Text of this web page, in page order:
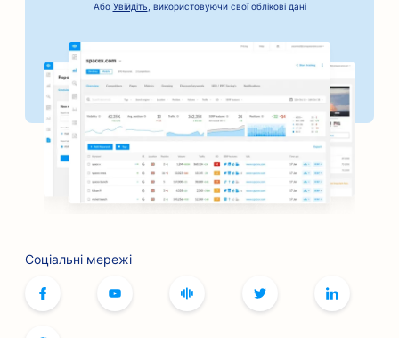
SEO для послуг застави під заставу
SEO для банків
SEO для пекарень
SEO для перукарень
SEO для барбекю-барів
SEO для бутиків
SEO для боулінг-клубів
SEO для кафе настільних ігор
Або Увійдіть , використовуючи свої облікові дані
Соціальні мережі